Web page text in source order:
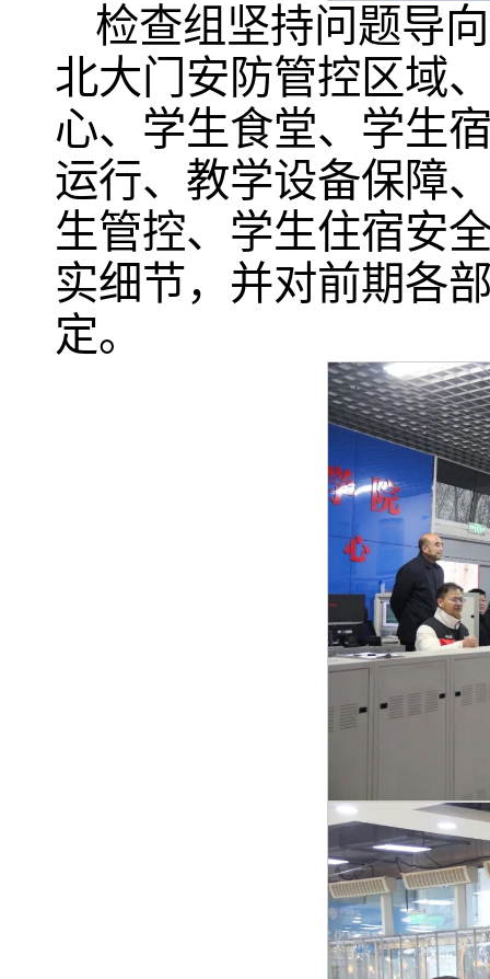
检查组坚持问题导
北大门安防管控区域
心、学生食堂、学生
运行、教学设备保障
生管控、学生住宿安
实细节，并对前期各
定。